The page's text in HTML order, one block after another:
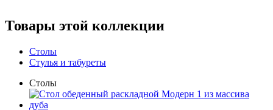
Товары этой коллекции
Столы
Стулья и табуреты
Столы